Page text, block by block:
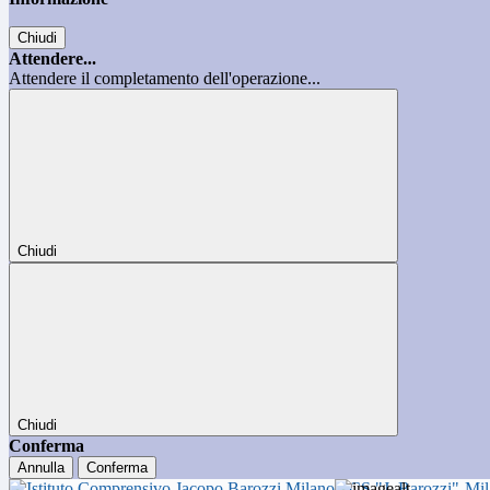
Chiudi
Attendere...
Attendere il completamento dell'operazione...
Chiudi
Chiudi
Conferma
Annulla Conferma